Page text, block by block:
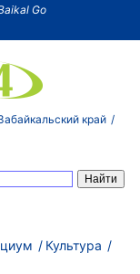
Go
край
Культура